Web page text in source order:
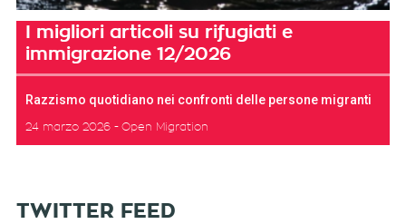
I migliori articoli su rifugiati e
immigrazione 12/2026
Razzismo quotidiano nei confronti delle persone migranti
24 marzo 2026 Open Migration
TWITTER FEED